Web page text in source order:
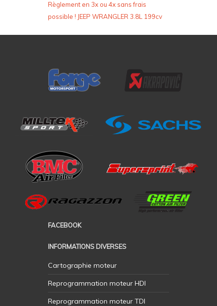
Règlement en 3x ou 4x sans frais
possible ! JEEP WRANGLER 3.8L 199cv
FACEBOOK
INFORMATIONS DIVERSES
Cartographie moteur
Reprogrammation moteur HDI
Reprogrammation moteur TDI